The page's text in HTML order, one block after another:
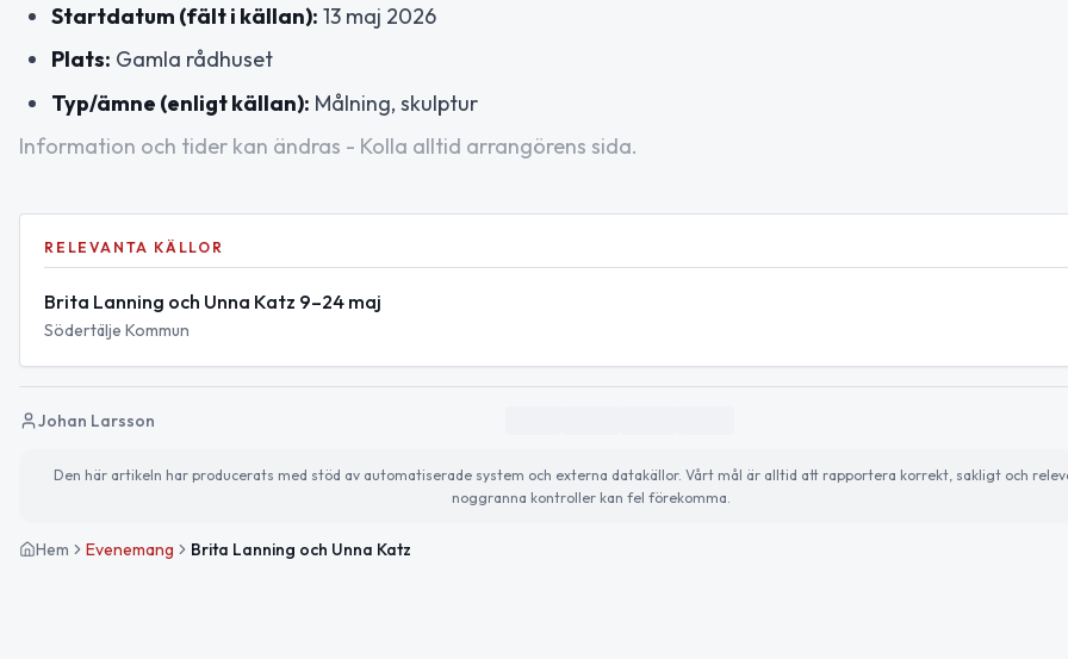
Startdatum (fält i källan): 13 maj 2026
Plats: Gamla rådhuset
Typ/ämne (enligt källan): Målning, skulptur
Information och tider kan ändras - Kolla alltid arrangörens sida.
RELEVANTA KÄLLOR
Brita Lanning och Unna Katz 9–24 maj
Södertälje Kommun
Johan Larsson
Den här artikeln har producerats med stöd av automatiserade system och externa datakällor. Vårt mål är alltid att rapportera korrekt, sakligt och
noggranna kontroller kan fel förekomma.
Hem Evenemang Brita Lanning och Unna Katz